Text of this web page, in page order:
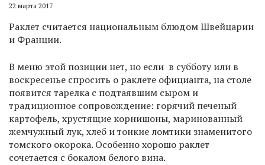
22 марта 2017
Раклет считается национальным блюдом Швейцарии
и Франции.
В меню этой позиции нет, но если в субботу или в
воскресенье спросить о раклете официанта, на столе
появится тарелка с подтаявшим сыром и
традиционное сопровождение: горячий печеный
картофель, хрустящие корнишоны, маринованный
жемчужный лук, хлеб и тонкие ломтики знаменитого
томского окорока. Особенно хорошо раклет
сочетается с бокалом белого вина.